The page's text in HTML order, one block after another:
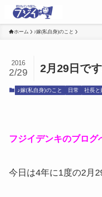
ホーム ♪嫁(私自身)のこと
2月29日で
2016
2/29
♪嫁(私自身)のこと 日常 社長と
フジイデンキのブログ
今日は4年に1度の2月